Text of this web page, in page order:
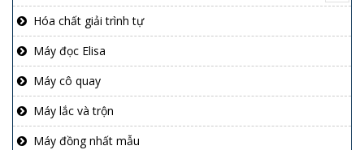
Hóa chất giải trình tự
Máy đọc Elisa
Máy cô quay
Máy lắc và trộn
Máy đồng nhất mẫu